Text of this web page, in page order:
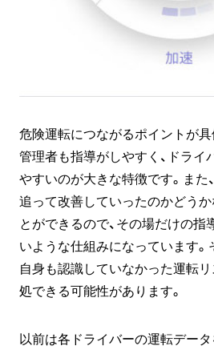
危険運転につながるポイントが
管理者も指導がしやすく、ドライ
やすいのが大きな特徴です。また
追って改善していったのかどう
とができるので、その場だけの指
いような仕組みになっています。
自身も認識していなかった運転リ
処できる可能性があります。
以前は各ドライバーの運転デー